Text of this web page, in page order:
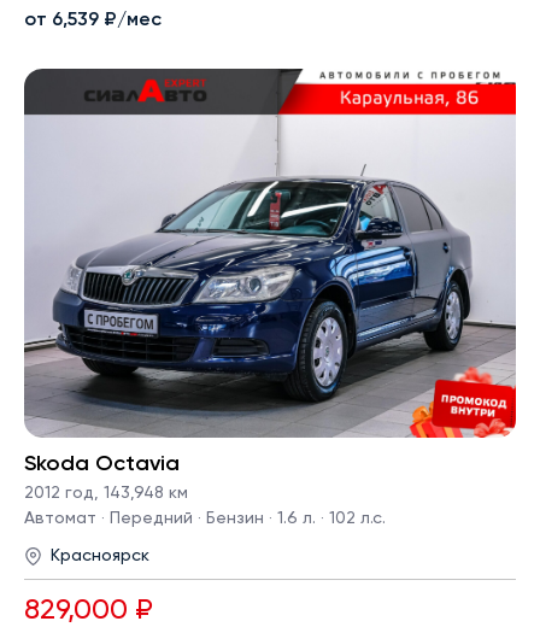
от 6,539 ₽/мес
Skoda Octavia
2012 год, 143,948 км
Автомат · Передний · Бензин · 1.6 л. · 102 л.с.
Красноярск
829,000 ₽